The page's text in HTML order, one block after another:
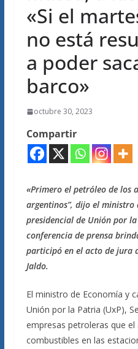
«Si el
no está
a poder
barco»
octubre 30, 2023
Compartir
«Primero el petróleo de los
argentinos”, dijo el ministro
presidencial de Unión por
conferencia de prensa
participó en el acto de jura
Jaldo.
El ministro de Economía y
Unión por la Patria (UxP),
empresas petroleras que
combustibles en las